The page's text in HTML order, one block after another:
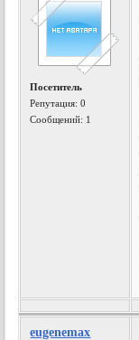
Посетитель
Репутация:0
Сообщений: 1
eugenemax